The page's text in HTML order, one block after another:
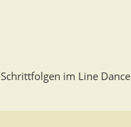
im Line Dance